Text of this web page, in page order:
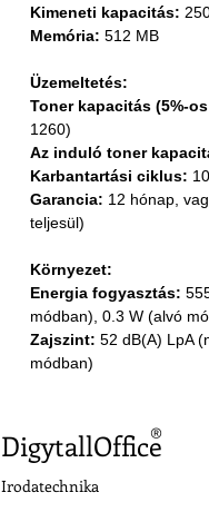
Kimeneti kapacitás:
Memória: 512 MB
Üzemeltetés:
Toner kapacitás (5%-
1260)
Az induló toner
Karbantartási ciklus:
Garancia: 12 hónap,
teljesül)
Környezet:
Energia fogyasztás:
módban), 0.3 W (alvó
Zajszint: 52 dB(A) LpA
módban)
DigytallOffice
®
Irodatechnika